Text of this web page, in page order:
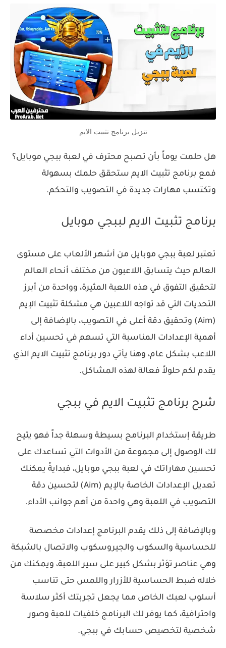
تنزيل برنامج تثبيت الايم
هل حلمت يوماً بأن تصبح محترف في لعبة ببجي موبايل؟
فمع برنامج تثبيت الايم ستحقق حلمك بسهولة
وتكتسب مهارات جديدة في التصويب والتحكم.
برنامج تثبيت الايم لببجي موبايل
تعتبر لعبة ببجي موبايل من أشهر الألعاب على مستوى
العالم حيث يتسابق اللاعبون من مختلف أنحاء العالم
لتحقيق التفوق في هذه اللعبة المثيرة، وواحدة من أبرز
التحديات التي قد تواجه اللاعبين هي مشكلة تثبيت الإيم
(Aim) وتحقيق دقة أعلى في التصويب، بالإضافة إلى
أهمية الإعدادات المناسبة التي تسهم في تحسين أداء
اللاعب بشكل عام، وهنا يأتي دور برنامج تثبيت الايم الذي
يقدم لكم حلولاً فعالة لهذه المشاكل.
شرح برنامج تثبيت الايم في ببجي
طريقة إستخدام البرنامج بسيطة وسهلة جداً فهو يتيح
لك الوصول إلى مجموعة من الأدوات التي تساعدك على
تحسين مهاراتك في لعبة ببجي موبايل، فبدايةً يمكنك
تعديل الإعدادات الخاصة بالإيم (Aim) لتحسين دقة
التصويب في اللعبة وهي واحدة من أهم جوانب الأداء.
وبالإضافة إلى ذلك يقدم البرنامج إعدادات مخصصة
للحساسية والسكوب والجيروسكوب والاتصال بالشبكة
وهي عناصر تؤثر بشكل كبير على سير اللعبة، ويمكنك من
خلاله ضبط الحساسية للأزرار واللمس حتى تناسب
أسلوب لعبك الخاص مما يجعل تجربتك أكثر سلاسة
واحترافية، كما يوفر لك البرنامج خلفيات للعبة وصور
شخصية لتخصيص حسابك في ببجي.